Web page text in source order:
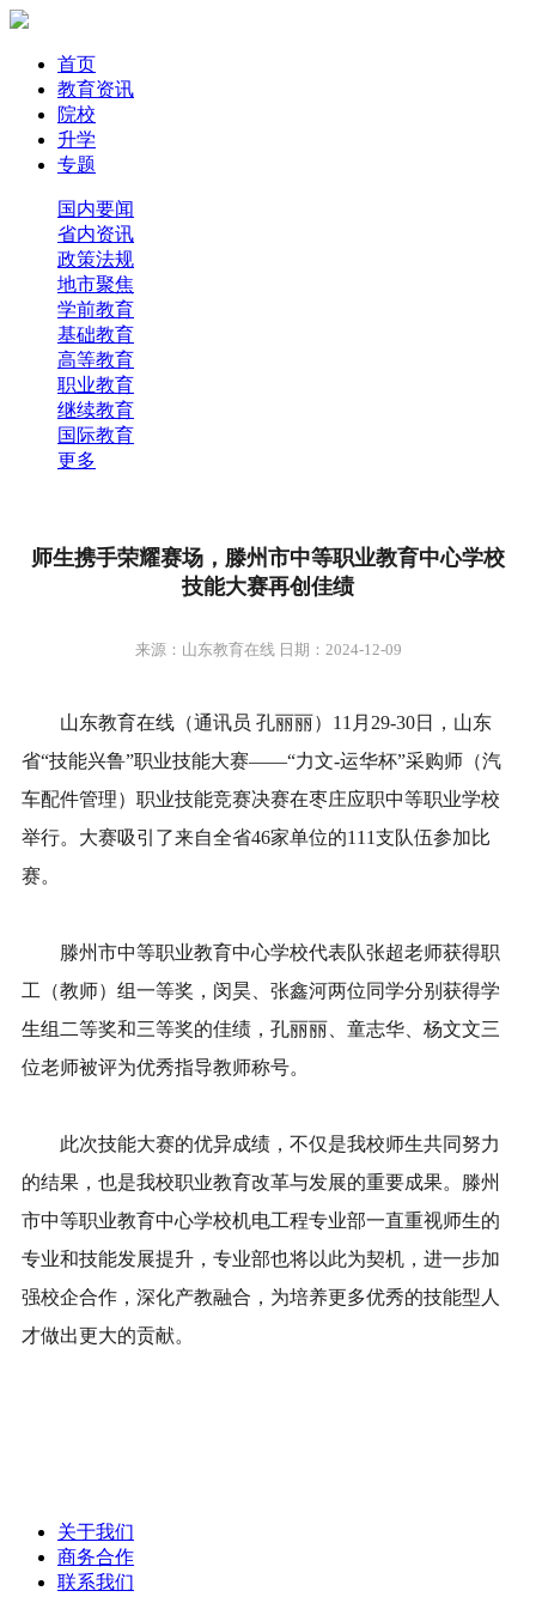
首页
教育资讯
院校
升学
专题
国内要闻
省内资讯
政策法规
地市聚焦
学前教育
基础教育
高等教育
职业教育
继续教育
国际教育
更多
师生携手荣耀赛场，滕州市中等职业教育中心学校
技能大赛再创佳绩
来源：山东教育在线 日期：2024-12-09
山东教育在线（通讯员 孔丽丽）11月29-30日，山东
省“技能兴鲁”职业技能大赛——“力文-运华杯”采购师（汽
车配件管理）职业技能竞赛决赛在枣庄应职中等职业学校
举行。大赛吸引了来自全省46家单位的111支队伍参加比
赛。
滕州市中等职业教育中心学校代表队张超老师获得职
工（教师）组一等奖，闵昊、张鑫河两位同学分别获得学
生组二等奖和三等奖的佳绩，孔丽丽、童志华、杨文文三
位老师被评为优秀指导教师称号。
此次技能大赛的优异成绩，不仅是我校师生共同努力
的结果，也是我校职业教育改革与发展的重要成果。滕州
市中等职业教育中心学校机电工程专业部一直重视师生的
专业和技能发展提升，专业部也将以此为契机，进一步加
强校企合作，深化产教融合，为培养更多优秀的技能型人
才做出更大的贡献。
关于我们
商务合作
联系我们